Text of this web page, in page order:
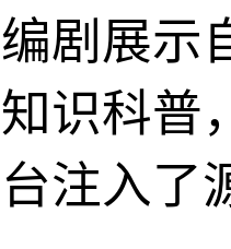
剧展示
识科普
注入了